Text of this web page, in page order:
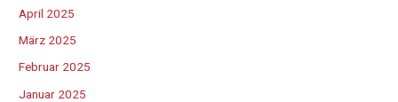
April 2025
März 2025
Februar 2025
Januar 2025